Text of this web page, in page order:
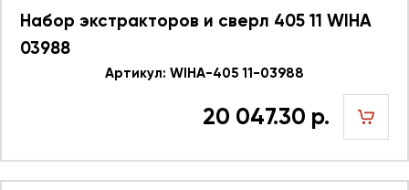
Набор экстракторов и сверл 405 11 WIHA
03988
Артикул: WIHA-405 11-03988
20 047.30 р.